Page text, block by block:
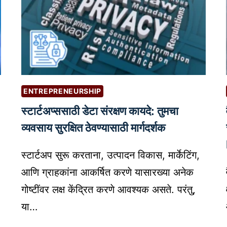
ENTREPRENEURSHIP
स्टार्टअप्ससाठी डेटा संरक्षण कायदे: तुमचा
व्यवसाय सुरक्षित ठेवण्यासाठी मार्गदर्शक
स्टार्टअप सुरू करताना, उत्पादन विकास, मार्केटिंग,
आणि ग्राहकांना आकर्षित करणे यासारख्या अनेक
गोष्टींवर लक्ष केंद्रित करणे आवश्यक असते. परंतु,
या…